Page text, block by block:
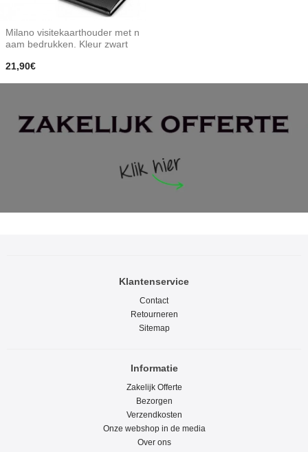
Milano visitekaarthouder met n
aam bedrukken. Kleur zwart
21,90€
Klantenservice
Contact
Retourneren
Sitemap
Informatie
Zakelijk Offerte
Bezorgen
Verzendkosten
Onze webshop in de media
Over ons